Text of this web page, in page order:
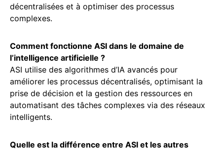
décentralisées et à optimiser des processus
complexes.
Comment fonctionne ASI dans le domaine de
l’intelligence artificielle ?
ASI utilise des algorithmes d’IA avancés pour
améliorer les processus décentralisés, optimisant la
prise de décision et la gestion des ressources en
automatisant des tâches complexes via des réseaux
intelligents.
Quelle est la différence entre ASI et les autres